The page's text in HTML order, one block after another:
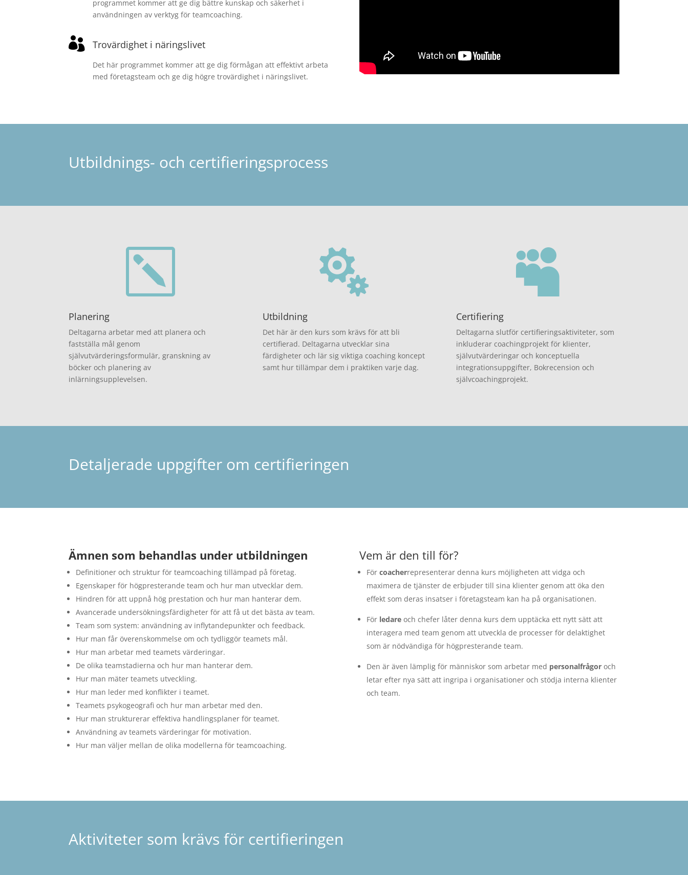
programmet kommer att ge dig bättre kunskap och säkerhet i
användningen av verktyg för teamcoaching.
 Trovärdighet i näringslivet
Det här programmet kommer att ge dig förmågan att effektivt arbeta
med företagsteam och ge dig högre trovärdighet i näringslivet.
Utbildnings- och certifieringsprocess
k
Planering
Deltagarna arbetar med att planera och
fastställa mål genom
självutvärderingsformulär, granskning av
böcker och planering av
inlärningsupplevelsen.

Utbildning
Det här är den kurs som krävs för att bli
certifierad. Deltagarna utvecklar sina
färdigheter och lär sig viktiga coaching koncept
samt hur tillämpar dem i praktiken varje dag.

Certifiering
Deltagarna slutför certifieringsaktiviteter, som
inkluderar coachingprojekt för klienter,
självutvärderingar och konceptuella
integrationsuppgifter, Bokrecension och
självcoachingprojekt.
Detaljerade uppgifter om certifieringen
Ämnen som behandlas under utbildningen
Definitioner och struktur för teamcoaching tillämpad på företag.
Egenskaper för högpresterande team och hur man utvecklar dem.
Hindren för att uppnå hög prestation och hur man hanterar dem.
Avancerade undersökningsfärdigheter för att få ut det bästa av team.
Team som system: användning av inflytandepunkter och feedback.
Hur man får överenskommelse om och tydliggör teamets mål.
Hur man arbetar med teamets värderingar.
De olika teamstadierna och hur man hanterar dem.
Hur man mäter teamets utveckling.
Hur man leder med konflikter i teamet.
Teamets psykogeografi och hur man arbetar med den.
Hur man strukturerar effektiva handlingsplaner för teamet.
Användning av teamets värderingar för motivation.
Hur man väljer mellan de olika modellerna för teamcoaching.
Vem är den till för?
För coacherrepresenterar denna kurs möjligheten att vidga och
maximera de tjänster de erbjuder till sina klienter genom att öka den
effekt som deras insatser i företagsteam kan ha på organisationen.
För ledareoch chefer låter denna kurs dem upptäcka ett nytt sätt att
interagera med team genom att utveckla de processer för delaktighet
som är nödvändiga för högpresterande team.
Den är även lämplig för människor som arbetar med personalfrågoroch
letar efter nya sätt att ingripa i organisationer och stödja interna klienter
och team.
Aktiviteter som krävs för certifieringen